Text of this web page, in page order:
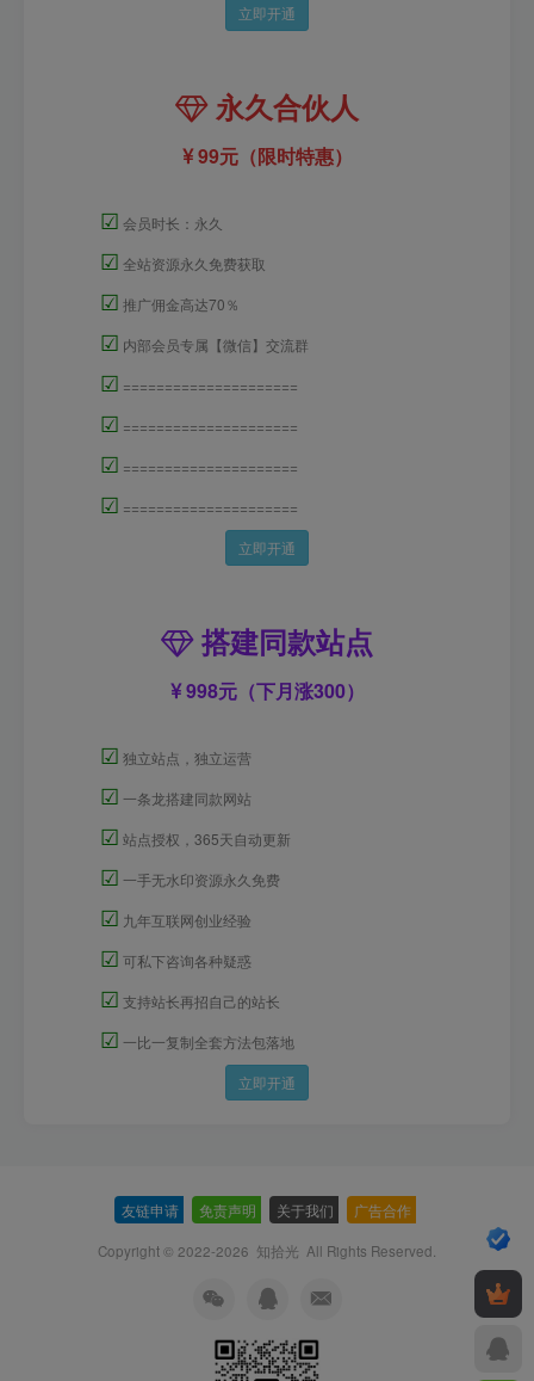
立即开通
永久合伙人
99元（限时特惠）
☑ 会员时长：永久
☑ 全站资源永久免费获取
☑ 推广佣金高达70％
☑ 内部会员专属【微信】交流群
☑ =====================
☑ =====================
☑ =====================
☑ =====================
立即开通
搭建同款站点
998元（下月涨300）
☑ 独立站点，独立运营
☑ 一条龙搭建同款网站
☑ 站点授权，365天自动更新
☑ 一手无水印资源永久免费
☑ 九年互联网创业经验
☑ 可私下咨询各种疑惑
☑ 支持站长再招自己的站长
☑ 一比一复制全套方法包落地
立即开通
友链申请 免责声明 关于我们 广告合作
Copyright © 2022-2026 知拾光 All Rights Reserved.